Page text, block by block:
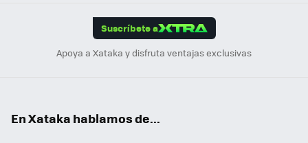
Suscríbete a
Apoya a Xataka y disfruta ventajas exclusivas
En Xataka hablamos de...